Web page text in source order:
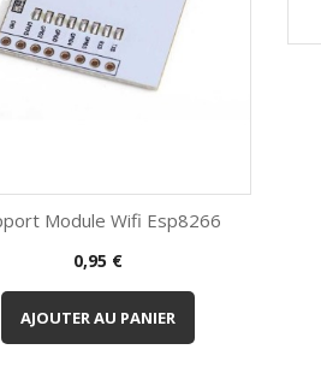
Aperçu rapide
Module Wifi Esp8266
Prix
0,95 €
AJOUTER AU PANIER